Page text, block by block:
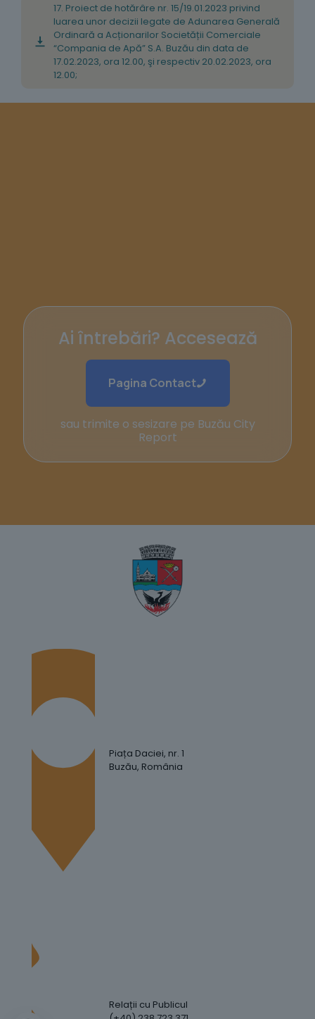
17. Proiect de hotărâre nr. 15/19.01.2023 privind
luarea unor decizii legate de Adunarea Generală
Ordinară a Acționarilor Societății Comerciale
“Compania de Apă” S.A. Buzău din data de
17.02.2023, ora 12.00, şi respectiv 20.02.2023, ora
12.00;
Ai întrebări? Accesează
Pagina Contact
sau trimite o sesizare pe Buzău City
Report
Piața Daciei, nr. 1
Buzău, România
Relații cu Publicul